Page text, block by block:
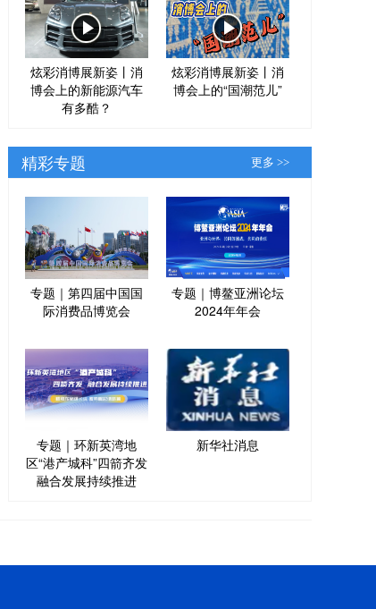
炫彩消博展新姿丨消
博会上的新能源汽车
有多酷？
炫彩消博展新姿丨消
博会上的“国潮范儿”
精彩专题 更多 >>
专题｜第四届中国国
际消费品博览会
专题｜博鳌亚洲论坛
2024年年会
专题｜环新英湾地
区“港产城科”四箭齐发
融合发展持续推进
新华社消息